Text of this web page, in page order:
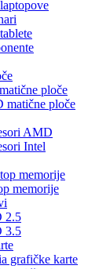
ploče
matične ploče
AMD
Intel
memorije
memorije
2.5
3.5
grafičke karte